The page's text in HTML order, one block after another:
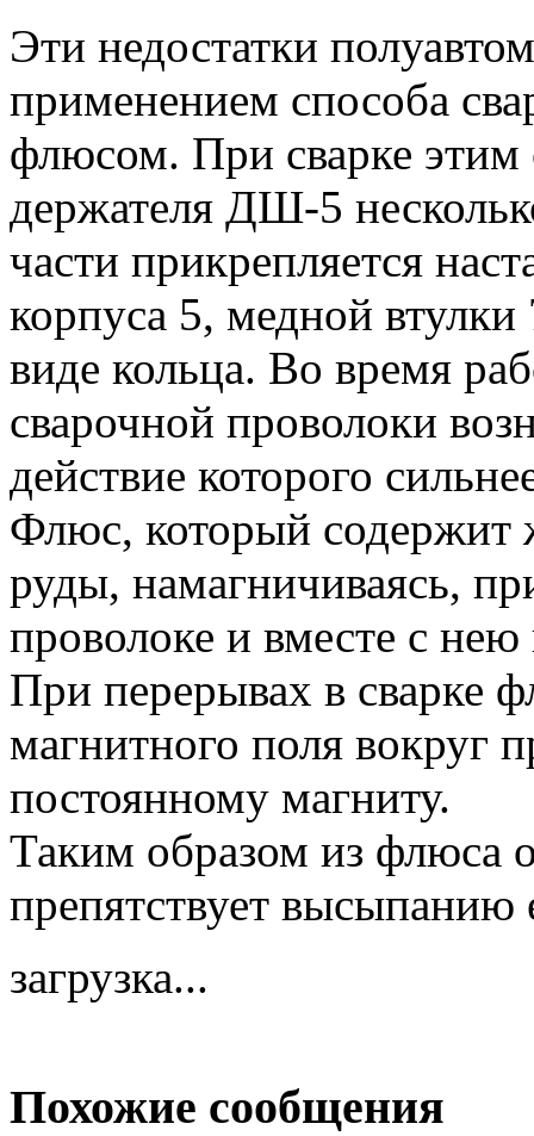
Эти недостатки
применением способа
флюсом. При сварке этим
держателя ДШ-5
части прикрепляется
корпуса 5, медной
виде кольца. Во время
сварочной проволоки
действие которого
Флюс, который содержит
руды, намагничиваясь,
проволоке и вместе с
При перерывах в сварке
магнитного поля вокруг
постоянному магниту.
Таким образом из флюса
препятствует высыпанию
загрузка...
Похожие сообщения